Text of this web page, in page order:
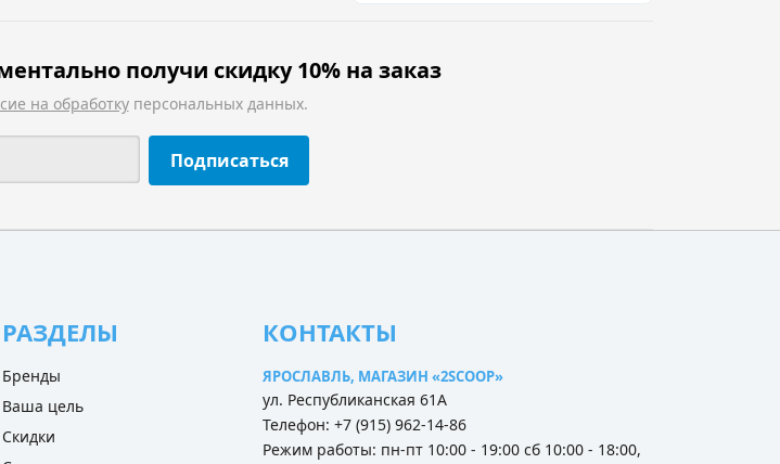
получи скидку 10% на заказ
на обработкуперсональных данных.
Подписаться
РАЗДЕЛЫ
Бренды
Ваша цель
Скидки
КОНТАКТЫ
ЯРОСЛАВЛЬ, МАГАЗИН «2SCOOP»
ул. Республиканская 61А
Телефон: +7 (915) 962-14-86
Режим работы: пн-пт 10:00 - 19:00 сб 10:00 - 18:00,